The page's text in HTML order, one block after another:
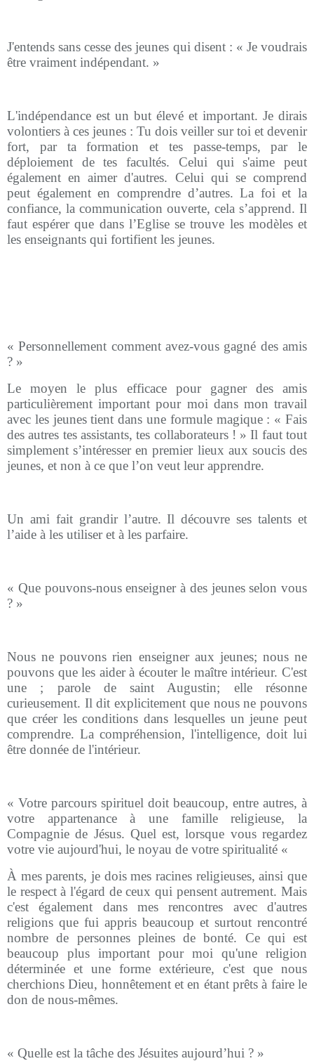
J'entends sans cesse des jeunes qui disent : « Je voudrais
être vraiment indépendant. »
L'indépendance est un but élevé et important. Je dirais
volontiers à ces jeunes : Tu dois veiller sur toi et devenir
fort, par ta formation et tes passe-temps, par le
déploiement de tes facultés. Celui qui s'aime peut
également en aimer d'autres. Celui qui se comprend
peut également en comprendre d’autres. La foi et la
confiance, la communication ouverte, cela s’apprend. Il
faut espérer que dans l’Eglise se trouve les modèles et
les enseignants qui fortifient les jeunes.
« Personnellement comment avez-vous gagné des amis
? »
Le moyen le plus efficace pour gagner des amis
particulièrement important pour moi dans mon travail
avec les jeunes tient dans une formule magique : « Fais
des autres tes assistants, tes collaborateurs ! » Il faut tout
simplement s’intéresser en premier lieux aux soucis des
jeunes, et non à ce que l’on veut leur apprendre.
Un ami fait grandir l’autre. Il découvre ses talents et
l’aide à les utiliser et à les parfaire.
« Que pouvons-nous enseigner à des jeunes selon vous
? »
Nous ne pouvons rien enseigner aux jeunes; nous ne
pouvons que les aider à écouter le maître intérieur. C'est
une ; parole de saint Augustin; elle résonne
curieusement. Il dit explicitement que nous ne pouvons
que créer les conditions dans lesquelles un jeune peut
comprendre. La compréhension, l'intelligence, doit lui
être donnée de l'intérieur.
« Votre parcours spirituel doit beaucoup, entre autres, à
votre appartenance à une famille religieuse, la
Compagnie de Jésus. Quel est, lorsque vous regardez
votre vie aujourd'hui, le noyau de votre spiritualité «
À mes parents, je dois mes racines religieuses, ainsi que
le respect à l'égard de ceux qui pensent autrement. Mais
c'est également dans mes rencontres avec d'autres
religions que fui appris beaucoup et surtout rencontré
nombre de personnes pleines de bonté. Ce qui est
beaucoup plus important pour moi qu'une religion
déterminée et une forme extérieure, c'est que nous
cherchions Dieu, honnêtement et en étant prêts à faire le
don de nous-mêmes.
« Quelle est la tâche des Jésuites aujourd’hui ? »